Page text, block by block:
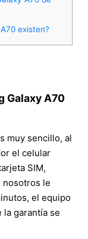
existen?
Galaxy A70
muy sencillo, al
el celular
SIM,
nosotros le
el equipo
la garantía se